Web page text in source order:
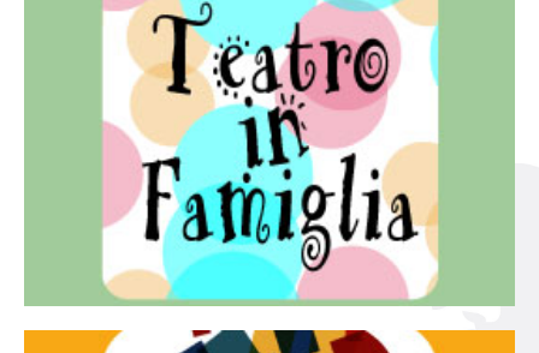
Teatro in famiglia
Teatro In Famiglia è una rassegna di teatro concepita
per far condividere e godere del teatro all’intera
famiglia.
Continua